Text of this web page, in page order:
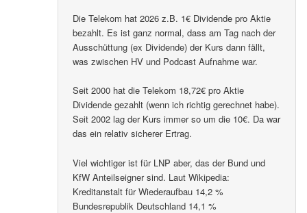
Die Telekom hat 2026 z.B. 1€ Dividende pro Aktie
bezahlt. Es ist ganz normal, dass am Tag nach der
Ausschüttung (ex Dividende) der Kurs dann fällt,
was zwischen HV und Podcast Aufnahme war.
Seit 2000 hat die Telekom 18,72€ pro Aktie
Dividende gezahlt (wenn ich richtig gerechnet habe).
Seit 2002 lag der Kurs immer so um die 10€. Da war
das ein relativ sicherer Ertrag.
Viel wichtiger ist für LNP aber, das der Bund und
KfW Anteilseigner sind. Laut Wikipedia:
Kreditanstalt für Wiederaufbau 14,2 %
Bundesrepublik Deutschland 14,1 %